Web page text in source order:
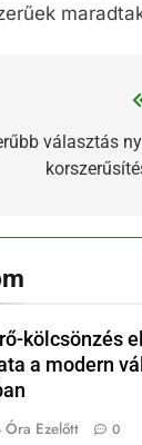
választás
kölcsönzés
a modern
Óra Ezelőtt 0